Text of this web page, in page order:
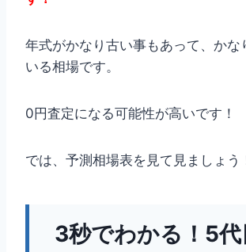
年式がかなり古い事もあって、かな
いる相場です。
0円査定になる可能性が高いです！
では、予測相場表を見て見ましょう
3秒でわかる！5代